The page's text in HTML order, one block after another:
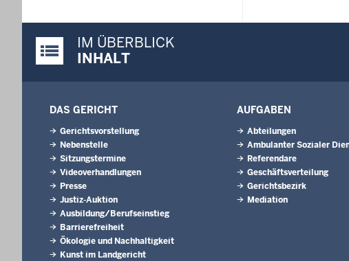
Justiz-Portal im Überblick:
IM ÜBERBLICK
INHALT
DAS GERICHT
Gerichtsvorstellung
Nebenstelle
Sitzungstermine
Videoverhandlungen
Presse
Justiz-Auktion
Ausbildung/Berufseinstieg
Barrierefreiheit
Ökologie und Nachhaltigkeit
Kunst im Landgericht
AUFGABEN
Abteilungen
Ambulanter Sozialer
Referendare
Geschäftsverteilung
Gerichtsbezirk
Mediation